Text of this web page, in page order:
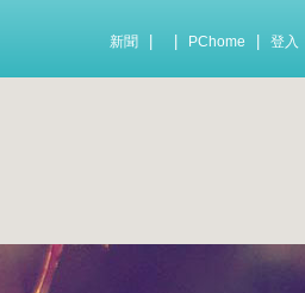
新聞 PChome 登入